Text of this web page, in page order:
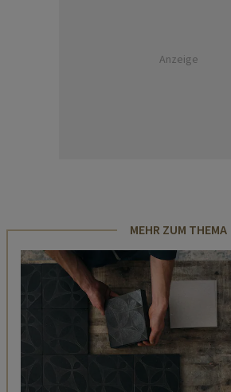
Anzeige
MEHR ZUM THEMA